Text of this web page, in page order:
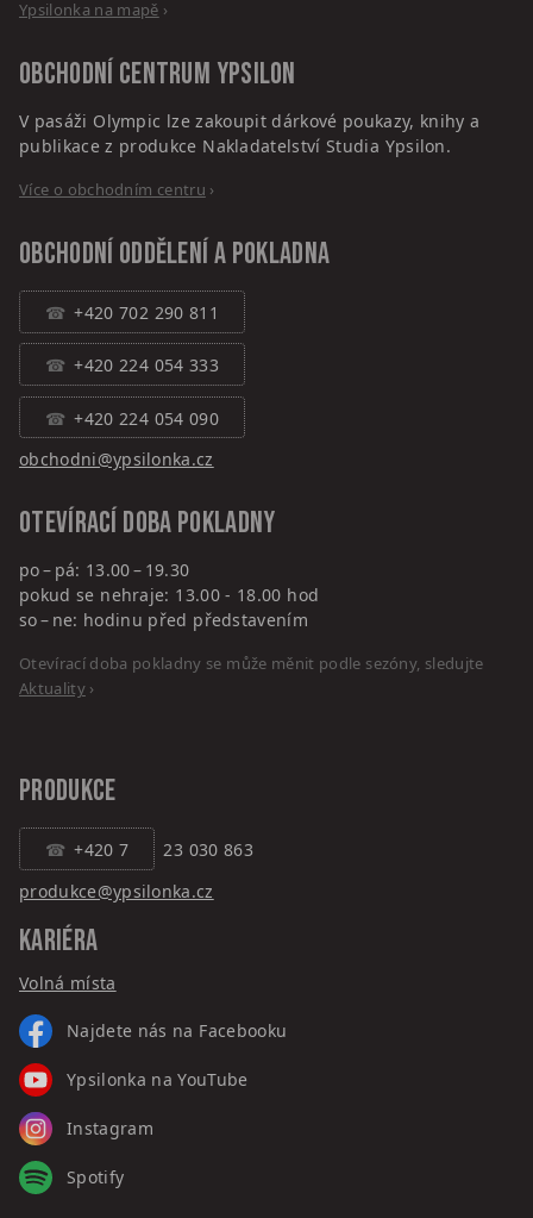
Ypsilonka na mapě ›
Obchodní centrum Ypsilon
V pasáži Olympic lze zakoupit dárkové poukazy, knihy a
publikace z produkce Nakladatelství Studia Ypsilon.
Více o obchodním centru ›
Obchodní oddělení a pokladna
+420 702 290 811
+420 224 054 333
+420 224 054 090
obchodni@ypsilonka.cz
Otevírací doba pokladny
po – pá: 13.00 – 19.30
pokud se nehraje: 13.00 - 18.00 hod
so – ne: hodinu před představením
Otevírací doba pokladny se může měnit podle sezóny, sledujte
Aktuality›
PRODUKCE
+420 7
23 030 863
produkce@ypsilonka.cz
KARIÉRA
Volná místa
Najdete nás na Facebooku
Ypsilonka na YouTube
Instagram
Spotify